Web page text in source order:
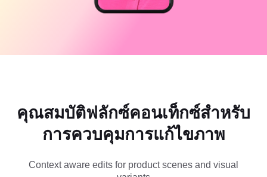
ลดเสียงรบกวน
รูปภาพ
ตัวเลือกยอดนิยม
เทรนด์และเคล็ดลับสำหรับแม่แบบ
อื่นๆ
Dreamina Seedance 2.0 Launch
เปิด CapCut
คุณสมบัติฟลักซ์คอนเท็กซ์สำหรับ
การควบคุมการแก้ไขภาพ
Context aware edits for product scenes and visual